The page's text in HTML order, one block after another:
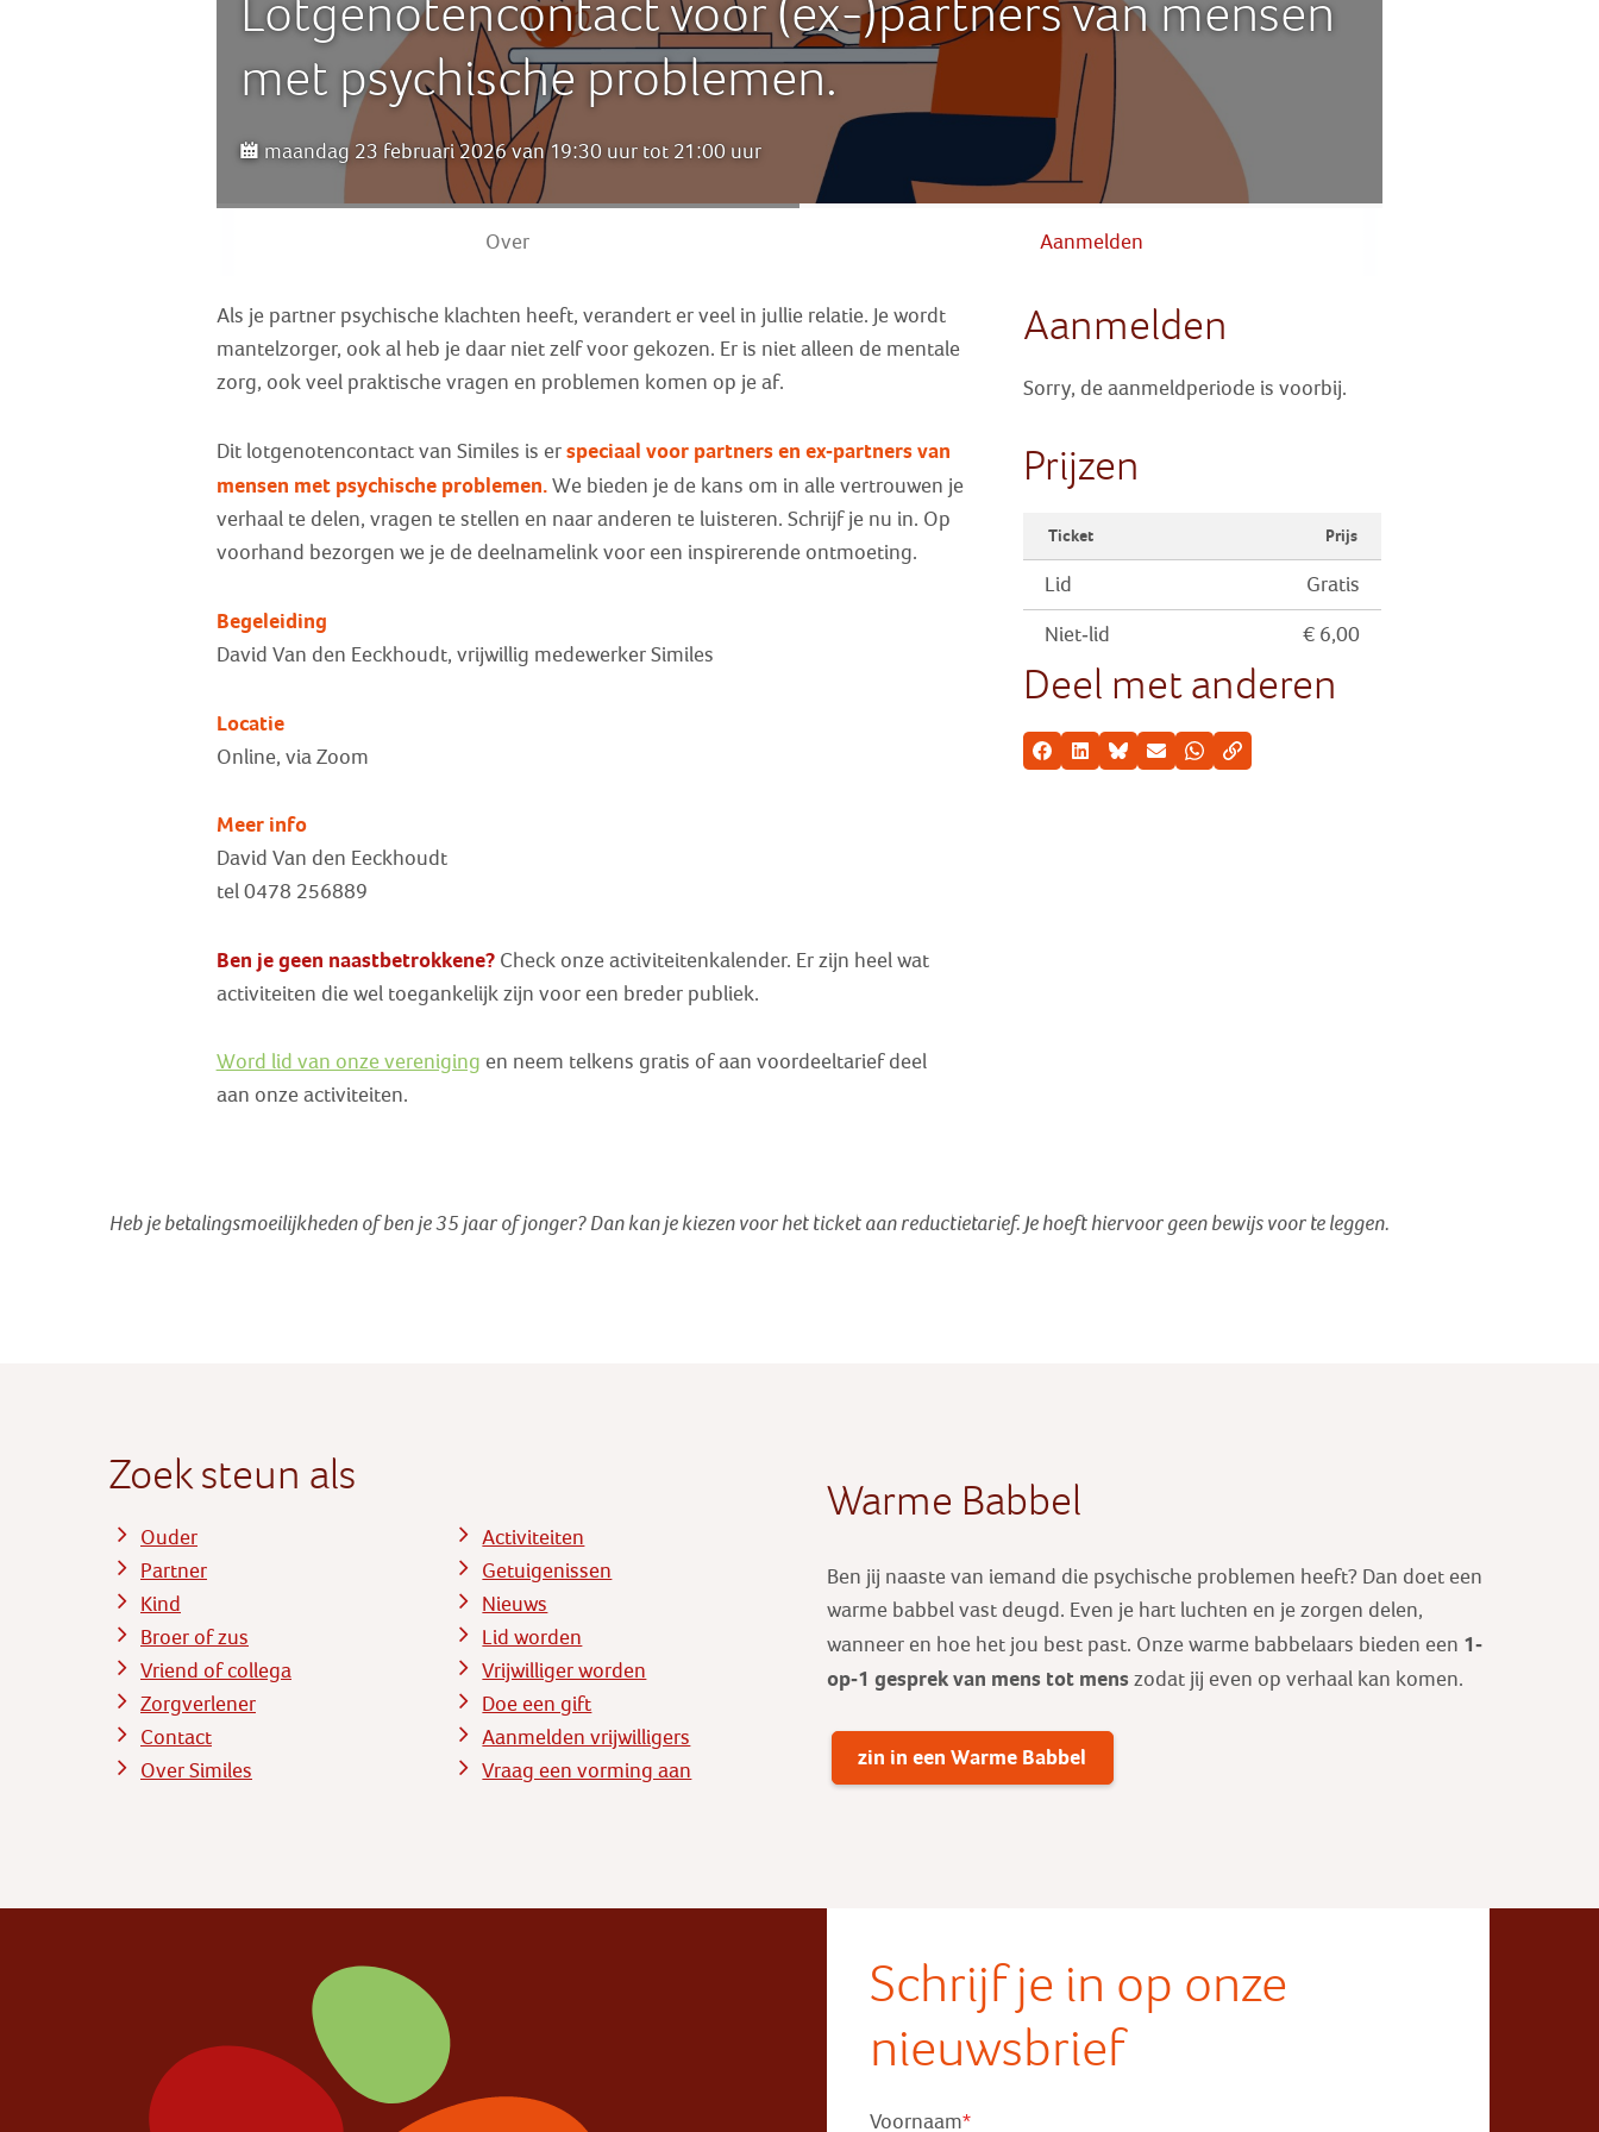
Lotgenotencontact voor (ex-)partners van mensen
met psychische problemen.
maandag 23 februari 2026 van 19:30 uur tot 21:00 uur
Over Aanmelden
Als je partner psychische klachten heeft, verandert er veel in jullie relatie. Je wordt
mantelzorger, ook al heb je daar niet zelf voor gekozen. Er is niet alleen de mentale
zorg, ook veel praktische vragen en problemen komen op je af.
Dit lotgenotencontact van Similes is er speciaal voor partners en ex-partnersvan
mensen met psychische problemen.We bieden je de kans om in alle vertrouwen je
verhaal te delen, vragen te stellen en naar anderen te luisteren. Schrijf je nu in. Op
voorhand bezorgen we je de deelnamelink voor een inspirerende ontmoeting.
Begeleiding
David Van den Eeckhoudt, vrijwillig medewerker Similes
Locatie
Online, via Zoom
Meer info
David Van den Eeckhoudt
tel 0478 256889
Ben je geen naastbetrokkene?Check onze activiteitenkalender. Er zijn heel wat
activiteiten die wel toegankelijk zijn voor een breder publiek.
Word lid van onze vereniging en neem telkens gratis of aan voordeeltarief deel
aan onze activiteiten.
Aanmelden
Sorry, de aanmeldperiode is voorbij.
Prijzen
Ticket Prijs
Lid Gratis
Niet-lid € 6,00
Deel met anderen
Facebook
LinkedInBlueskyE-mailWhatsappKopieer link
Heb je betalingsmoeilijkheden of ben je 35 jaar of jonger? Dan kan je kiezen voor het ticket aan reductietarief. Je hoeft hiervoor geen bewijs voor te leggen.
Zoek steun als
Ouder
Partner
Kind
Broer of zus
Vriend of collega
Zorgverlener
Contact
Over Similes
Activiteiten
Getuigenissen
Nieuws
Lid worden
Vrijwilliger worden
Doe een gift
Aanmelden vrijwilligers
Vraag een vorming aan
Warme Babbel
Ben jij naaste van iemand die psychische problemen heeft? Dan doet een
warme babbel vast deugd. Even je hart luchten en je zorgen delen,
wanneer en hoe het jou best past. Onze warme babbelaars bieden een 1-
op-1 gesprek van mens tot mens zodat jij even op verhaal kan komen.
zin in een Warme Babbel
Schrijf je in op onze
nieuwsbrief
Voornaam*
Zoek